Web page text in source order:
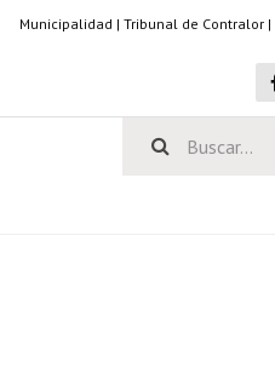
Municipalidad | Tribunal de Contralor |